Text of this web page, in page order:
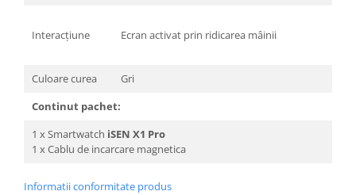
Interacțiune Ecran activat prin ridicarea mâinii
Culoare curea
Gri
Continut pachet:
1 x Smartwatch iSEN X1 Pro
1 x Cablu de incarcare magnetica
Informatii conformitate produs